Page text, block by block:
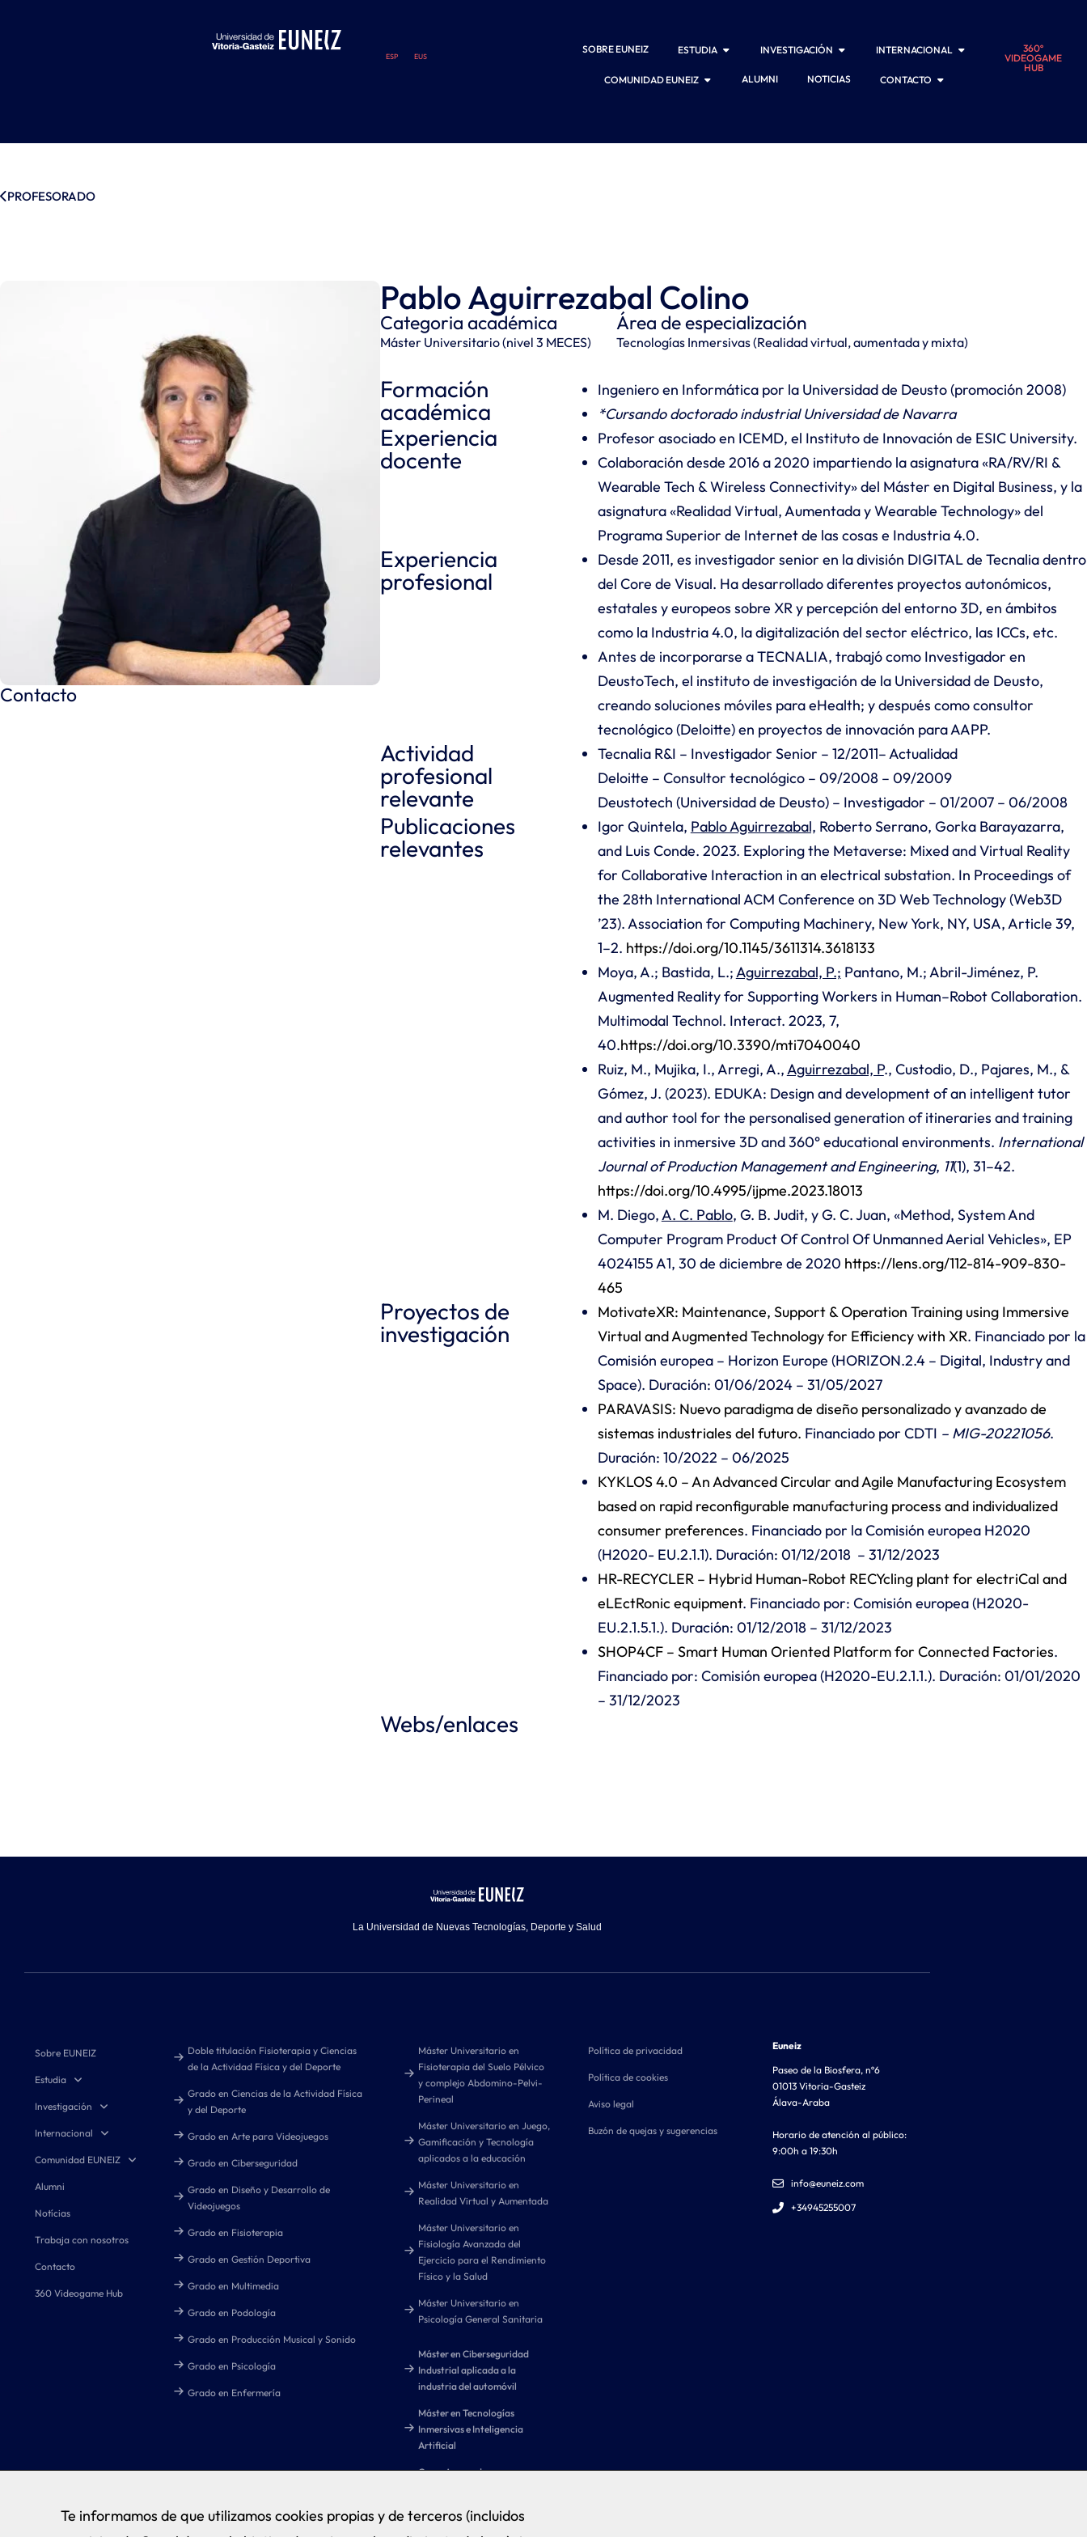
ESP EUS
SOBRE EUNEIZ ESTUDIA INVESTIGACIÓN INTERNACIONAL
COMUNIDAD EUNEIZ ALUMNI NOTICIAS CONTACTO
360º
VIDEOGAME
HUB
PROFESORADO
Contacto
Pablo Aguirrezabal Colino
Categoria académica
Máster Universitario (nivel 3 MECES)
Área de especialización
Tecnologías Inmersivas (Realidad virtual, aumentada y mixta)
Formación
académica
Ingeniero en Informática por la Universidad de Deusto (promoción 2008)
*Cursando doctorado industrial Universidad de Navarra
Experiencia
docente
Profesor asociado en ICEMD, el Instituto de Innovación de ESIC University.
Colaboración desde 2016 a 2020 impartiendo la asignatura «RA/RV/RI &
Wearable Tech & Wireless Connectivity» del Máster en Digital Business, y la
asignatura «Realidad Virtual, Aumentada y Wearable Technology» del
Programa Superior de Internet de las cosas e Industria 4.0.
Experiencia
profesional
Desde 2011, es investigador senior en la división DIGITAL de Tecnalia dentro
del Core de Visual. Ha desarrollado diferentes proyectos autonómicos,
estatales y europeos sobre XR y percepción del entorno 3D, en ámbitos
como la Industria 4.0, la digitalización del sector eléctrico, las ICCs, etc.
Antes de incorporarse a TECNALIA, trabajó como Investigador en
DeustoTech, el instituto de investigación de la Universidad de Deusto,
creando soluciones móviles para eHealth; y después como consultor
tecnológico (Deloitte) en proyectos de innovación para AAPP.
Actividad
profesional
relevante
Tecnalia R&I – Investigador Senior – 12/2011– Actualidad
Deloitte – Consultor tecnológico – 09/2008 – 09/2009
Deustotech (Universidad de Deusto) – Investigador – 01/2007 – 06/2008
Publicaciones
relevantes
Igor Quintela, Pablo Aguirrezabal, Roberto Serrano, Gorka Barayazarra,
and Luis Conde. 2023. Exploring the Metaverse: Mixed and Virtual Reality
for Collaborative Interaction in an electrical substation. In Proceedings of
the 28th International ACM Conference on 3D Web Technology (Web3D
’23). Association for Computing Machinery, New York, NY, USA, Article 39,
1–2. https://doi.org/10.1145/3611314.3618133
Moya, A.; Bastida, L.;Aguirrezabal, P.; Pantano, M.; Abril-Jiménez, P.
Augmented Reality for Supporting Workers in Human–Robot Collaboration.
Multimodal Technol. Interact. 2023, 7,
40.https://doi.org/10.3390/mti7040040
Ruiz, M., Mujika, I., Arregi, A.,Aguirrezabal, P., Custodio, D., Pajares, M., &
Gómez, J. (2023). EDUKA: Design and development of an intelligent tutor
and author tool for the personalised generation of itineraries and training
activities in inmersive 3D and 360° educational environments. International
Journal of Production Management and Engineering, 11(1), 31–42.
https://doi.org/10.4995/ijpme.2023.18013
M. Diego,A. C. Pablo, G. B. Judit, y G. C. Juan, «Method, System And
Computer Program Product Of Control Of Unmanned Aerial Vehicles», EP
4024155 A1, 30 de diciembre de 2020 https://lens.org/112-814-909-830-
465
Proyectos de
investigación
MotivateXR: Maintenance, Support & Operation Training using Immersive
Virtual and Augmented Technology for Efficiency with XR. Financiado por la
Comisión europea – Horizon Europe (HORIZON.2.4 – Digital, Industry and
Space). Duración: 01/06/2024 – 31/05/2027
PARAVASIS: Nuevo paradigma de diseño personalizado y avanzado de
sistemas industriales del futuro. Financiado por CDTI – MIG-20221056.
Duración: 10/2022 – 06/2025
KYKLOS 4.0 – An Advanced Circular and Agile Manufacturing Ecosystem
based on rapid reconfigurable manufacturing process and individualized
consumer preferences. Financiado por la Comisión europea H2020
(H2020- EU.2.1.1). Duración: 01/12/2018 – 31/12/2023
HR-RECYCLER – Hybrid Human-Robot RECYcling plant for electriCal and
eLEctRonic equipment. Financiado por: Comisión europea (H2020-
EU.2.1.5.1.). Duración: 01/12/2018 – 31/12/2023
SHOP4CF – Smart Human Oriented Platform for Connected Factories.
Financiado por: Comisión europea (H2020-EU.2.1.1.). Duración: 01/01/2020
– 31/12/2023
Webs/enlaces
La Universidad de Nuevas Tecnologías, Deporte y Salud
Sobre EUNEIZ
Estudia
Investigación
Internacional
Comunidad EUNEIZ
Alumni
Notícias
Trabaja con nosotros
Contacto
360 Videogame Hub
Doble titulación Fisioterapia y Ciencias
de la Actividad Física y del Deporte
Grado en Ciencias de la Actividad Física
y del Deporte
Grado en Arte para Videojuegos
Grado en Ciberseguridad
Grado en Diseño y Desarrollo de
Videojuegos
Grado en Fisioterapia
Grado en Gestión Deportiva
Grado en Multimedia
Grado en Podología
Grado en Producción Musical y Sonido
Grado en Psicología
Grado en Enfermería
Máster Universitario en
Fisioterapia del Suelo Pélvico
y complejo Abdomino-Pelvi-
Perineal
Máster Universitario en Juego,
Gamificación y Tecnología
aplicados a la educación
Máster Universitario en
Realidad Virtual y Aumentada
Máster Universitario en
Fisiología Avanzada del
Ejercicio para el Rendimiento
Físico y la Salud
Máster Universitario en
Psicología General Sanitaria
Máster en Ciberseguridad
Industrial aplicada a la
industria del automóvil
Máster en Tecnologías
Inmersivas e Inteligencia
Artificial
Curso Avanzado en
Política de privacidad
Política de cookies
Aviso legal
Buzón de quejas y sugerencias
Euneiz
Paseo de la Biosfera, nº6
01013 Vitoria-Gasteiz
Álava-Araba
Horario de atención al público:
9:00h a 19:30h
info@euneiz.com
+34945255007
Te informamos de que utilizamos cookies propias y de terceros (incluidos